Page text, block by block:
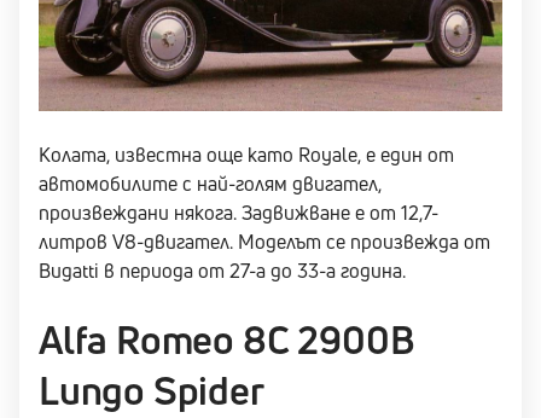
Колата, известна още като Royale, е един от
автомобилите с най-голям двигател,
произвеждани някога. Задвижване е от 12,7-
литров V8-двигател. Моделът се произвежда от
Bugatti в периода от 27-а до 33-а година.
Alfa Romeo 8C 2900B
Lungo Spider